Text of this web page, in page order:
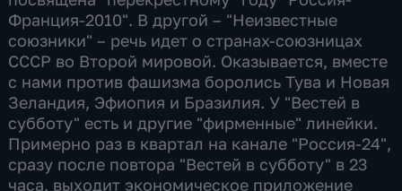
Франция-2010". В другой – "Неизвестные
союзники" – речь идет о странах-союзницах
СССР во Второй мировой. Оказывается, вместе
с нами против фашизма боролись Тува и Новая
Зеландия, Эфиопия и Бразилия. У "Вестей в
субботу" есть и другие "фирменные" линейки.
Примерно раз в квартал на канале "Россия-24",
сразу после повтора "Вестей в субботу" в 23
часа, выходит экономическое приложение